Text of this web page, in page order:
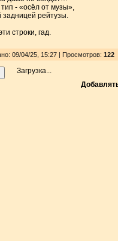
- «осёл от музы»,
рейтузы.
строки, гад.
09/04/25, 15:27 | Просмотров: 122
Загрузка...